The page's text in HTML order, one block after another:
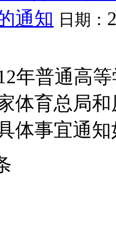
通知 日期：
年普通高
体育总局
体事宜通知